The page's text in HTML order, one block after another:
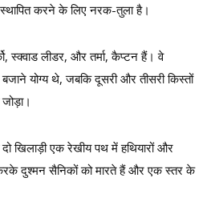
करने के लिए नरक-तुला है।
स्क्वाड लीडर, और तर्मा, कैप्टन हैं। वे
योग्य थे, जबकि दूसरी और तीसरी किस्तों
खिलाड़ी एक रेखीय पथ में हथियारों और
दुश्मन सैनिकों को मारते हैं और एक स्तर के